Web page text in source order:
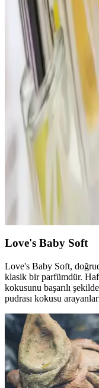
Dior Poison
içerik temini nedeniyle
versiyonları, yaşlanma
1980'ler Love’s
Kokular ve
1980'ler Love’s
kokularıyla nostalji ve
koleksiyon sunar. Set,
kokular içerir.
İnsanları
Kalıcılık ve
Reddit kullanıcılarının
Mademoiselle ve
uyumlarıyla sıkça iltifat
uyum ve mevsim dikkate
Love's Baby Soft
Love's Baby Soft,
klasik bir parfümdür.
kokusunu başarılı
pudrası kokusu